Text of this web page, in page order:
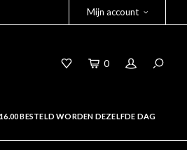
Mijn account
0
BESTELD WORDEN DEZELFDE DAG